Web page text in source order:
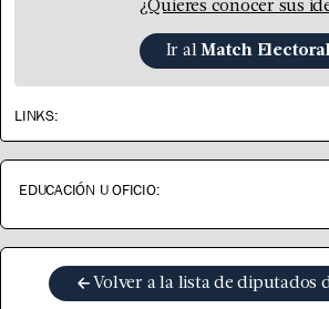
¿Quieres conocer sus
Ir alMatch
LINKS:
EDUCACIÓN U OFICIO:
Volver a la lista de diputados